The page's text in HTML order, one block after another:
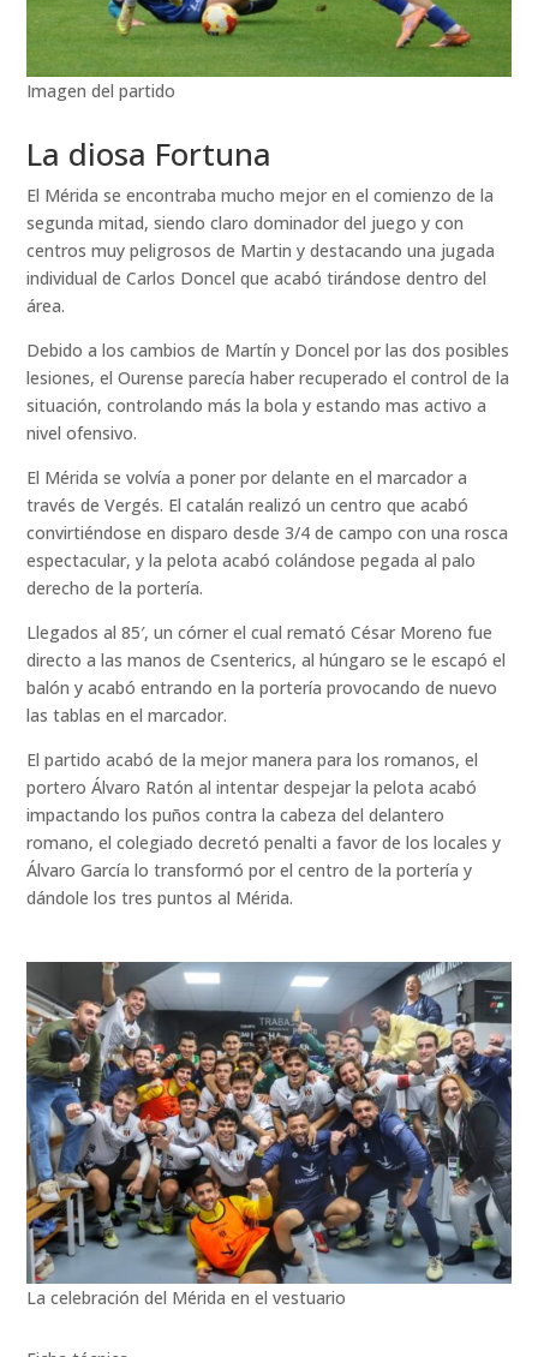
Imagen del partido
La diosa Fortuna
El Mérida se encontraba mucho mejor en el comienzo de la
segunda mitad, siendo claro dominador del juego y con
centros muy peligrosos de Martin y destacando una jugada
individual de Carlos Doncel que acabó tirándose dentro del
área.
Debido a los cambios de Martín y Doncel por las dos posibles
lesiones, el Ourense parecía haber recuperado el control de la
situación, controlando más la bola y estando mas activo a
nivel ofensivo.
El Mérida se volvía a poner por delante en el marcador a
través de Vergés. El catalán realizó un centro que acabó
convirtiéndose en disparo desde 3/4 de campo con una rosca
espectacular, y la pelota acabó colándose pegada al palo
derecho de la portería.
Llegados al 85′, un córner el cual remató César Moreno fue
directo a las manos de Csenterics, al húngaro se le escapó el
balón y acabó entrando en la portería provocando de nuevo
las tablas en el marcador.
El partido acabó de la mejor manera para los romanos, el
portero Álvaro Ratón al intentar despejar la pelota acabó
impactando los puños contra la cabeza del delantero
romano, el colegiado decretó penalti a favor de los locales y
Álvaro García lo transformó por el centro de la portería y
dándole los tres puntos al Mérida.
La celebración del Mérida en el vestuario